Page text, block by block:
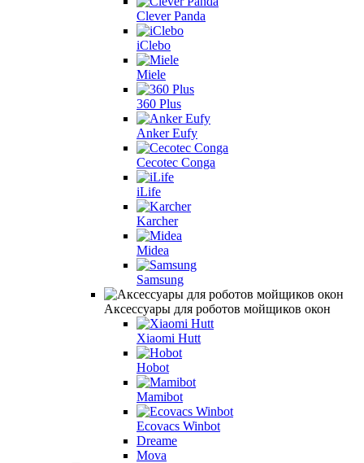
Clever Panda
iClebo
Miele
360 Plus
Anker Eufy
Cecotec Conga
iLife
Karcher
Midea
Samsung
Аксессуары для роботов мойщиков окон
Xiaomi Hutt
Hobot
Mamibot
Ecovacs Winbot
Dreame
Mova